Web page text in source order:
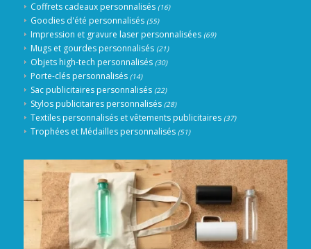
Coffrets cadeaux personnalisés (16)
Goodies d'été personnalisés (55)
Impression et gravure laser personnalisées (69)
Mugs et gourdes personnalisés (21)
Objets high-tech personnalisés (30)
Porte-clés personnalisés (14)
Sac publicitaires personnalisés (22)
Stylos publicitaires personnalisés (28)
Textiles personnalisés et vêtements publicitaires (37)
Trophées et Médailles personnalisés (51)